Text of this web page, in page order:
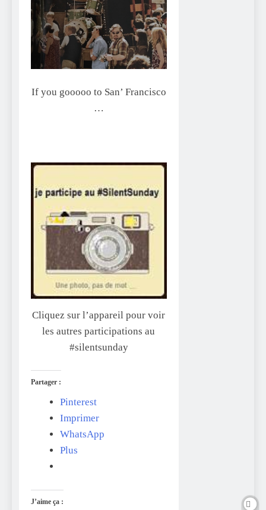
If you gooooo to San’ Francisco
…
Cliquez sur l’appareil pour voir
les autres participations au
#silentsunday
Partager :
Pinterest
Imprimer
WhatsApp
Plus
J’aime ça :